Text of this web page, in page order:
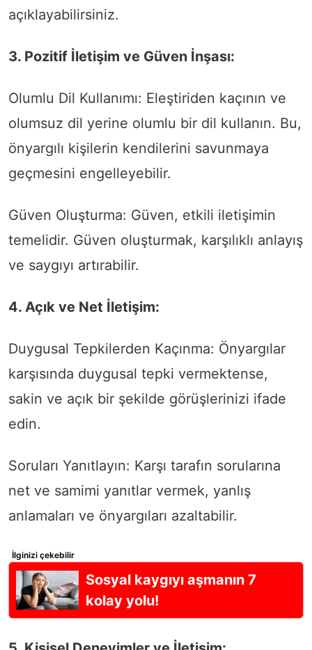
açıklayabilirsiniz.
3. Pozitif İletişim ve Güven İnşası:
Olumlu Dil Kullanımı: Eleştiriden kaçının ve
olumsuz dil yerine olumlu bir dil kullanın. Bu,
önyargılı kişilerin kendilerini savunmaya
geçmesini engelleyebilir.
Güven Oluşturma: Güven, etkili iletişimin
temelidir. Güven oluşturmak, karşılıklı anlayış
ve saygıyı artırabilir.
4. Açık ve Net İletişim:
Duygusal Tepkilerden Kaçınma: Önyargılar
karşısında duygusal tepki vermektense,
sakin ve açık bir şekilde görüşlerinizi ifade
edin.
Soruları Yanıtlayın: Karşı tarafın sorularına
net ve samimi yanıtlar vermek, yanlış
anlamaları ve önyargıları azaltabilir.
İlginizi çekebilir
Sosyal kaygıyı aşmanın 7
kolay yolu!